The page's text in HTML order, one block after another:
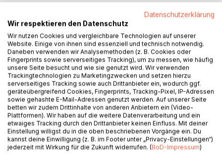
BESCHREIBUNG
Notizbuch mit religiöser Botschaft und Glaubenskraft!
- Auch geeignet als praktisches und schönes Geschenk für
religiöse Menschen
- Das Notizbuch ist hochwertig verarbeitet, mit einem
strukturgeprägten Cover im Vintage Look
- Persönlicher Begleiter, verwendbar u.a. als Gebets- oder
Wunschbuch, Notizbuch, Notizheft, Einschreibbuch oder
Glaubens-/Tagebuch etc.
- Perfekter Ort zum Festhalten von Geistesblitzen,
Datenschutzerklärung
Wir respektieren den Datenschutz
Wir nutzen Cookies und vergleichbare Technologien auf unserer
Website. Einige von ihnen sind essenziell und technisch notwendig.
Daneben verwenden wir Analysemethoden (z. B. Cookies oder
Fingerprints sowie serverseitiges Tracking), um zu messen, wie häufig
unsere Seite besucht und wie sie genutzt wird. Wir verwenden
Trackingtechnologien zu Marketingzwecken und setzen hierzu
serverseitiges Tracking sowie auch Drittanbieter ein, wodurch ggf.
geräteübergreifend Cookies, Fingerprints, Tracking-Pixel, IP-Adressen
sowie gehashte E-Mail-Adressen genutzt werden. Auf unserer Seite
betten wir zudem Drittinhalte von anderen Anbietern ein (Video-
Plattformen). Wir haben auf die weitere Datenverarbeitung und ein
etwaiges Tracking durch den Drittanbieter keinen Einfluss. Mit deiner
Einstellung willigst du in die oben beschriebenen Vorgänge ein. Du
kannst deine Einwilligung (z. B. im Footer unter „Privacy-Einstellungen“)
jederzeit mit Wirkung für die Zukunft widerrufen. (BoD-Impressum)